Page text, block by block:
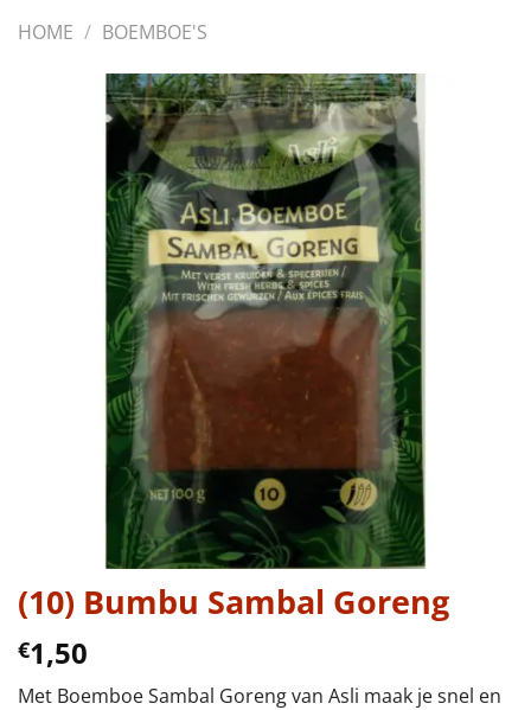
HOME / BOEMBOE'S
(10) Bumbu Sambal Goreng
€1,50
Met Boemboe Sambal Goreng van Asli maak je snel en